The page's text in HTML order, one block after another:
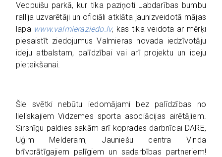
Vecpuišu parkā, kur tika paziņoti Labdarības bumbu
rallija uzvarētāji un oficiāli atklāta jaunizveidotā mājas
lapa www.valmieraziedo.lv, kas tika veidota ar mērķi
piesaistīt ziedojumus Valmieras novada iedzīvotāju
ideju atbalstam, palīdzībai vai arī projektu un ideju
pieteikšanai.
Šie svētki nebūtu iedomājami bez palīdzības no
lieliskajiem Vidzemes sporta asociācijas airētājiem.
Sirsnīgu paldies sakām arī koprades darbnīcai DARE,
Uģim Melderam, Jauniešu centra Vinda
brīvprātīgajiem palīgiem un sadarbības partneriem!